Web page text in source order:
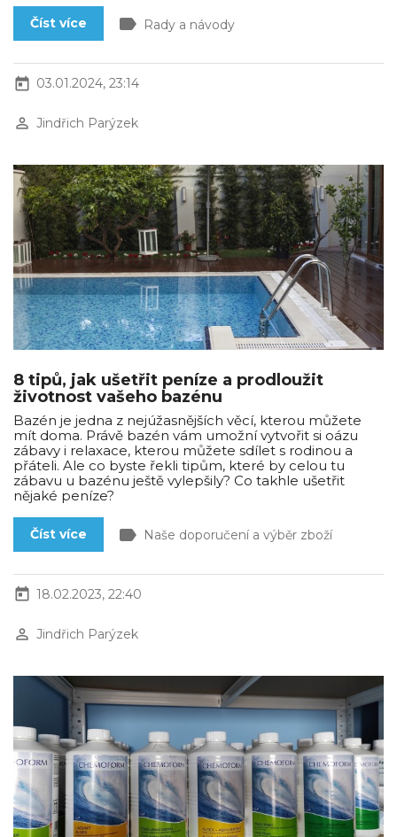
Číst více label Rady a návody
today 03.01.2024, 23:14
perm_identity Jindřich Parýzek
8 tipů, jak ušetřit peníze a prodloužit
životnost vašeho bazénu
Bazén je jedna z nejúžasnějších věcí, kterou můžete
mít doma. Právě bazén vám umožní vytvořit si oázu
zábavy i relaxace, kterou můžete sdílet s rodinou a
přáteli. Ale co byste řekli tipům, které by celou tu
zábavu u bazénu ještě vylepšily? Co takhle ušetřit
nějaké peníze?
Číst více label Naše doporučení a výběr zboží
today 18.02.2023, 22:40
perm_identity Jindřich Parýzek